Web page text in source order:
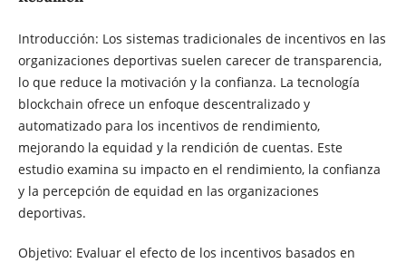
Introducción: Los sistemas tradicionales de incentivos en las
organizaciones deportivas suelen carecer de transparencia,
lo que reduce la motivación y la confianza. La tecnología
blockchain ofrece un enfoque descentralizado y
automatizado para los incentivos de rendimiento,
mejorando la equidad y la rendición de cuentas. Este
estudio examina su impacto en el rendimiento, la confianza
y la percepción de equidad en las organizaciones
deportivas.
Objetivo: Evaluar el efecto de los incentivos basados ​​en